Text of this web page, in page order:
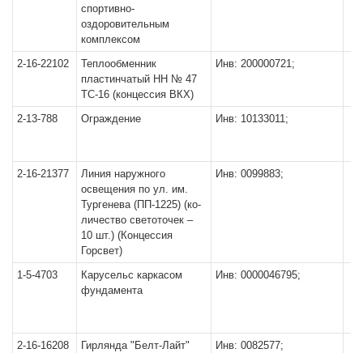
спортивно-
оздоровительным
комплексом
2-16-22102
Теплообменник
пластинчатый НН № 47
ТС-16 (концессия ВКХ)
Инв: 200000721;
2-13-788 Ограждение Инв: 10133011;
2-16-21377
Линия наружного
освещения по ул. им.
Тургенева (ПП-1225) (ко-
личество светоточек –
10 шт.) (Концессия
Горсвет)
Инв: 0099883;
1-5-4703
Карусельс каркасом
фундамента
Инв: 0000046795;
2-16-16208
Гирлянда "Белт-Лайт"
Инв: 0082577;